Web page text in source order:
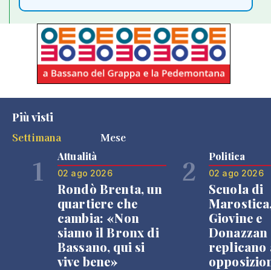
Più visti
Settimana
Mese
1 Attualità
02 ago 2026
Rondò Brenta, un
quartiere che
cambia: «Non
siamo il Bronx di
Bassano, qui si
vive bene»
2 Politica
02 ago 2026
Scuola di
Giovine e
Donazzan
replicano